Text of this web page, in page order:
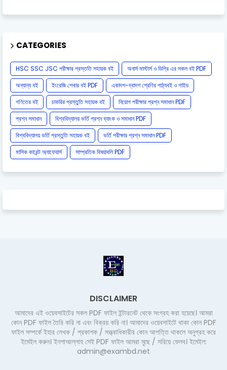
CATEGORIES
HSC SSC JSC পরীক্ষার প্রস্ততি সহায়ক বই
অনার্স মাস্টার্স ও ডিগ্রি এর সকল বই PDF
অন্যান্য বই
ইংরেজি শেখার বই PDF
একাদশ-দ্বাদশ শ্রেণির পাঠ্যবই ও গাইড
গণিতের বই
চাকরির প্রস্তুতি সহায়ক বই
নিয়োগ পরীক্ষার প্রশ্ন সমাধান PDF
প্রশ্ন সমাধান
বিশ্ববিদ্যালয় ভর্তি প্রশ্ন ব্যাংক ও সমাধান PDF
বিশ্ববিদ্যালয় ভর্তি প্রস্তুতি সহায়ক বই
ভর্তি পরীক্ষার প্রশ্ন সমাধান PDF
মাসিক কারেন্ট অ্যাফেয়ার্স
সাম্প্রতিক বিষয়াবলি PDF
DISCLAIMER
আমাদের এই ওয়েবসাইটের সকল PDF ফাইল ইন্টারনেট থেকে সংগ্রহ করা হয়েছে। আমরা
কোন PDF ফাইল তৈরি করি না এবং বিক্রয় করি না। আমাদের ওয়েবসাইটে থাকা কোন PDF
ফাইল সম্পর্কে ইহার লেখক / প্রকাশক / সত্ত্বাধিকারীর কোন আপত্তি থাকলে অনুগ্রহ করে
ইমেইল করুন। ইনশাআল্লাহ সেই PDF ফাইল আমরা মুছে / সরিয়ে ফেলব। ইমেইল:
admin@exambd.net